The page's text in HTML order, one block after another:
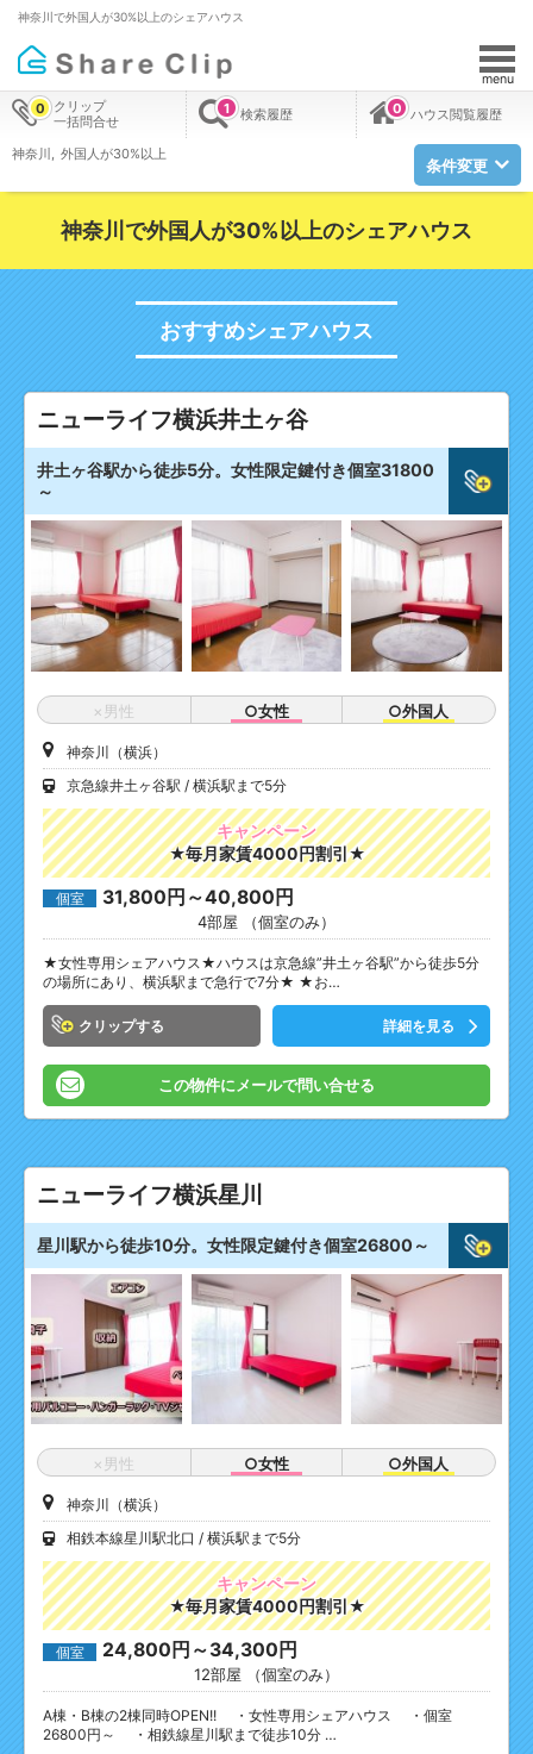
神奈川で外国人が30%以上のシェアハウス
menu
クリップ
一括問合せ
0 検索履歴
1 ハウス閲覧履歴
0
神奈川 外国人が30%以上
条件変更
神奈川で外国人が30%以上のシェアハウス
おすすめシェアハウス
ニューライフ横浜井土ヶ谷
井土ヶ谷駅から徒歩5分。女性限定鍵付き個室31800
～
×男性 ○女性 ○外国人
神奈川（横浜）
京急線井土ヶ谷駅
横浜駅まで5分
キャンペーン
★毎月家賃4000円割引★
個室 31,800円～40,800円
4部屋 （個室のみ）
★女性専用シェアハウス★ハウスは京急線”井土ヶ谷駅”から徒歩5分
の場所にあり、横浜駅まで急行で7分★ ★お…
クリップ 詳細を見る
この物件にメールで問い合せる
ニューライフ横浜星川
星川駅から徒歩10分。女性限定鍵付き個室26800～
×男性 ○女性 ○外国人
神奈川（横浜）
相鉄本線星川駅北口
横浜駅まで5分
キャンペーン
★毎月家賃4000円割引★
個室 24,800円～34,300円
12部屋 （個室のみ）
A棟・B棟の2棟同時OPEN!! ・女性専用シェアハウス ・個室
26800円～ ・相鉄線星川駅まで徒歩10分 …